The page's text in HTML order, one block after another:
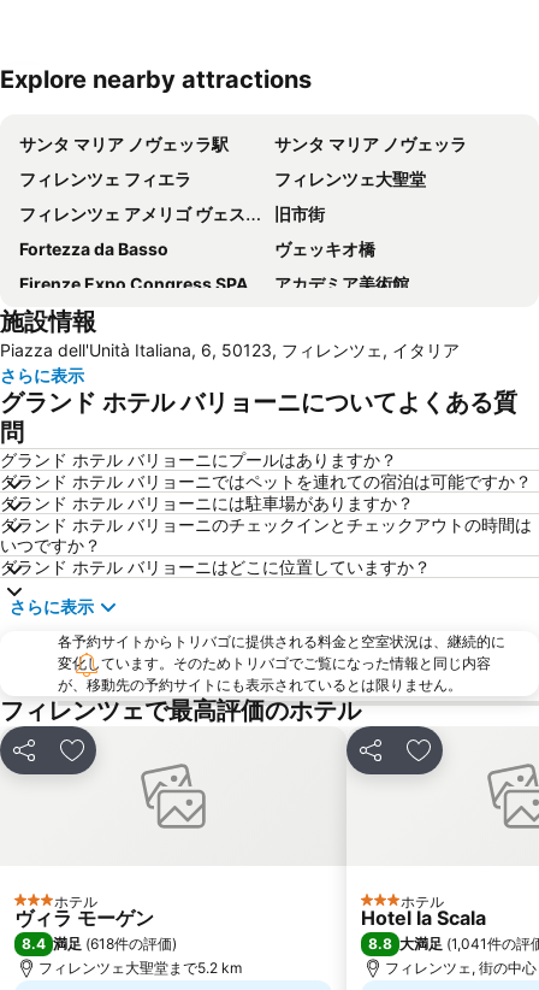
地図を拡大
Explore nearby attractions
サンタ マリア ノヴェッラ駅
サンタ マリア ノヴェッラ
フィレンツェ フィエラ
フィレンツェ大聖堂
フィレンツェ アメリゴ ヴェスプッチ空港
旧市街
Fortezza da Basso
ヴェッキオ橋
Firenze Expo Congress SPA
アカデミア美術館
Galleria degli Uffizi
ジョットの鐘楼
Mercato di San Lorenzo
San Lorenzo Market
(ピエンツァ)フィレンツェ歴史地区
ダビデ像 (ミケランジェロ)
Basilica of St Lawrence
The Westin Excelsior
Brunelleschi
Il Prato
Firenze Festival
サンタ・クローチェ教会
Siena Railway Station
Palazzo Strozzi
Piazza della Repubblica
Badia Fiorentina
カンポ ディ マルテ
Soffiano
Peretola
Antella
Teatro Manzoni
Staggia Senese
施設情報
Piazza dell'Unità Italiana, 6, 50123, フィレンツェ, イタリア
さらに表示
グランド ホテル バリョーニについてよくある質
問
グランド ホテル バリョーニにプールはありますか？
グランド ホテル バリョーニではペットを連れての宿泊は可能ですか？
グランド ホテル バリョーニには駐車場がありますか？
グランド ホテル バリョーニのチェックインとチェックアウトの時間は
いつですか？
グランド ホテル バリョーニはどこに位置していますか？
さらに表示
各予約サイトからトリバゴに提供される料金と空室状況は、継続的に
変化しています。そのためトリバゴでご覧になった情報と同じ内容
が、移動先の予約サイトにも表示されているとは限りません。
フィレンツェで最高評価のホテル
シェア お気に入りに追加
3 ホテルのランク
ホテル
ヴィラ モーゲン
8.4 満足 (618件の評価)
フィレンツェ大聖堂まで5.2 km
シェア お気に入りに
3 ホテルのランク
ホテル
Hotel la Scala
8.8 大満足 (1,041件の評
フィレンツェ, 街の中